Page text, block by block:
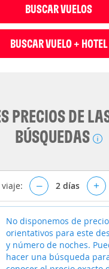
BUSCAR VUELOS
BUSCAR VUELO + HOTEL
PRECIOS DE
BÚSQUEDAS
– 2 días +
No disponemos de
orientativos para este
y número de noches.
hacer una búsqueda